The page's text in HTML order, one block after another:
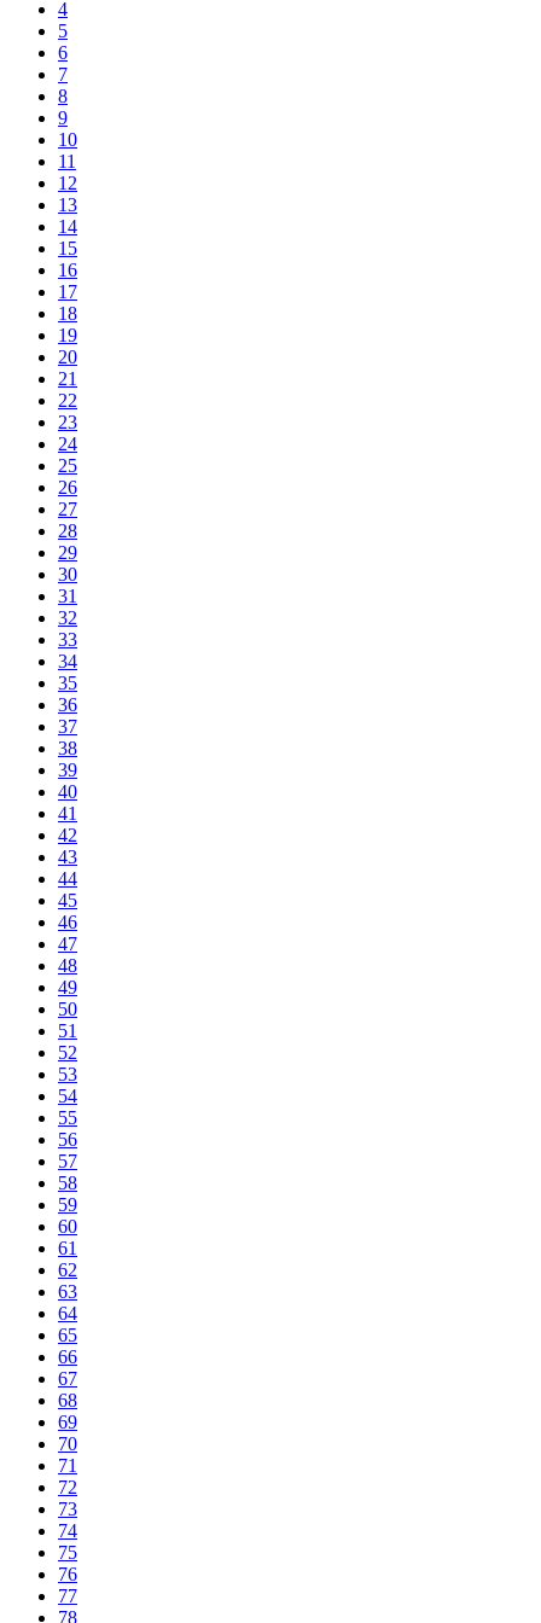
4
5
6
7
8
9
10
11
12
13
14
15
16
17
18
19
20
21
22
23
24
25
26
27
28
29
30
31
32
33
34
35
36
37
38
39
40
41
42
43
44
45
46
47
48
49
50
51
52
53
54
55
56
57
58
59
60
61
62
63
64
65
66
67
68
69
70
71
72
73
74
75
76
77
78